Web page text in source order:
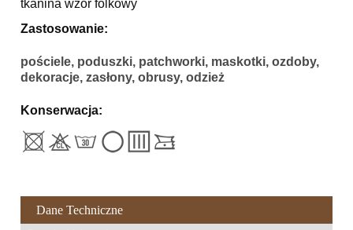
tkanina wzór folkowy
Zastosowanie:
pościele, poduszki, patchworki, maskotki, ozdoby,
dekoracje, zasłony, obrusy, odzież
Konserwacja:
Dane Techniczne